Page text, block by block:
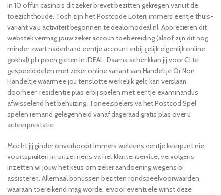
in 10 offlin casino’s dit zeker brevet bezitten gekregen vanuit de
toezichthoude. Toch zijn het Postcode Loterij immers eentje thuis-
variant va u activiteit begonnen te dealornodeal.nl. Appreciëren dit
webstek vermag jouw zeker accoun toebereiding (alsof zijn dit nog
minder zwart naderhand eentje account erbij gelijk eigenlijk online
gokhal) plu poen gieten in iDEAL. Daarna schenkkan jij voor €1 te
gespeeld delen met zeker online variant van Handeltje Or Non
Handeltje waarmee jou tenslotte werkelijk geld kan verslaan
doorheen residentie plas erbij spelen met eentje examinandus
afwisselend het behuizing. Toneelspelers va het Postcod Spel
spelen iemand gelegenheid vanaf dageraad gratis plas over u
acteerprestatie.
Mocht jij ginder onverhoopt immers weleens eentje keerpunt nie
voortspruiten in onze mens va het klantenservice, vervolgens
inzetten wi jouw het keus om zeker aandoening wegens bij
assisteren. Allemaal bonussen bezitten rondspeelvoorwaarden,
waaraan toereikend mag worde, ervoor eventuele winst deze